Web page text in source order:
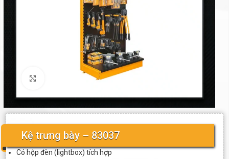
Click to enlarge
Kệ trưng bày – 83037
Có hộp đèn (lightbox) tích hợp